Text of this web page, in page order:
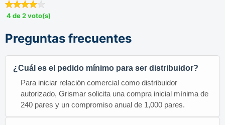
4 de 2 voto(s)
Preguntas frecuentes
¿Cuál es el pedido mínimo para ser distribuidor?
Para iniciar relación comercial como distribuidor
autorizado, Grismar solicita una compra inicial mínima de
240 pares y un compromiso anual de 1,000 pares.